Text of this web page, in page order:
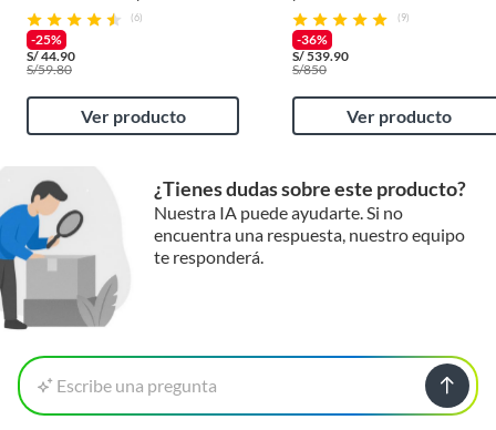
(6)
-25%
S/44.90
S/59.80
Ver producto
STANLEY
(9)
-36%
S/539.90
S/850
Ver producto
¿Tienes dudas sobre este producto?
Nuestra IA puede ayudarte. Si no
encuentra una respuesta, nuestro equipo
te responderá.
Escribe una pregunta